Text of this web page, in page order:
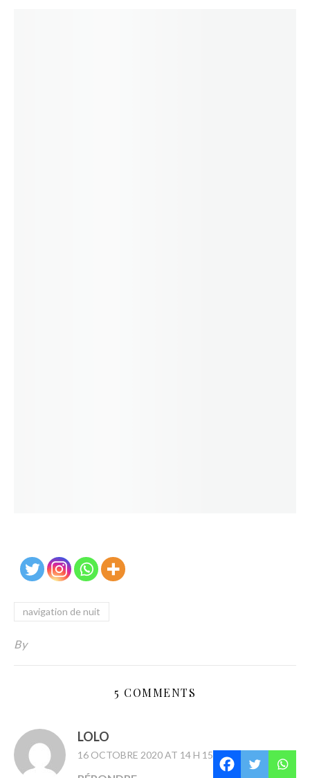
navigation de nuit
By
5 COMMENTS
LOLO
16 OCTOBRE 2020 AT 14 H 15 MIN